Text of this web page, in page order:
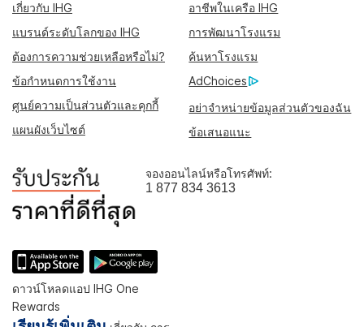
เกี่ยวกับ IHG
อาชีพในเครือ IHG
แบรนด์ระดับโลกของ IHG
การพัฒนาโรงแรม
ต้องการความช่วยเหลือหรือไม่?
ค้นหาโรงแรม
ข้อกำหนดการใช้งาน
AdChoices
ศูนย์ความเป็นส่วนตัวและคุกกี้
อย่าจำหน่ายข้อมูลส่วนตัวของฉัน
แผนผังเว็บไซต์
ข้อเสนอแนะ
จองออนไลน์หรือโทรศัพท์:
1 877 834 3613
ดาวน์โหลดแอป IHG One
Rewards